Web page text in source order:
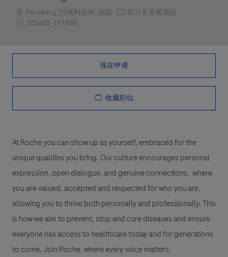
Location
Penzberg, 巴伐利亚州, 德国 职位类别
实习 & 发展项目
职位编号
202605-111880
现在申请
收藏职位
At Roche you can show up as yourself, embraced for the
unique qualities you bring. Our culture encourages personal
expression, open dialogue, and genuine connections, where
you are valued, accepted and respected for who you are,
allowing you to thrive both personally and professionally. This
is how we aim to prevent, stop and cure diseases and ensure
everyone has access to healthcare today and for generations
to come. Join Roche, where every voice matters.